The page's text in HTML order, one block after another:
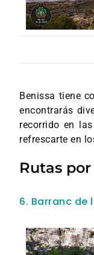
Benissa tiene
encontrarás
recorrido en
refrescarte en
Rutas
6. Barranc de